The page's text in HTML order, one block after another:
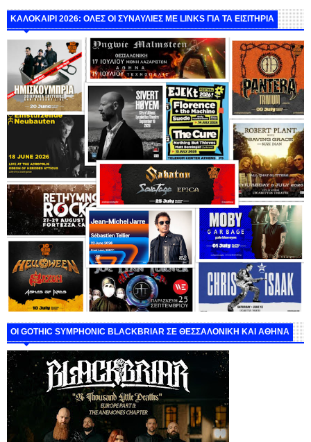
ΚΑΛΟΚΑΙΡΙ 2026: ΟΛΕΣ ΟΙ ΣΥΝΑΥΛΙΕΣ ΜΕ LINKS ΓΙΑ ΤΑ ΕΙΣΙΤΗΡΙΑ
ΟΙ GOTHIC SYMPHONIC BLACKBRIAR ΣΕ ΘΕΣΣΑΛΟΝΙΚΗ ΚΑΙ ΑΘΗΝΑ